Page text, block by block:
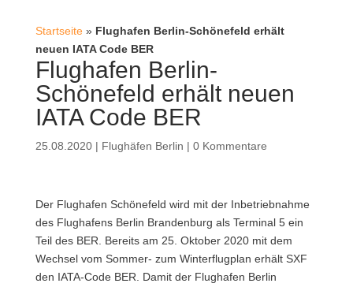
Startseite» Flughafen Berlin-Schönefeld erhält
neuen IATA Code BER
Flughafen Berlin-
Schönefeld erhält neuen
IATA Code BER
25.08.2020| Flughäfen Berlin | 0 Kommentare
Der Flughafen Schönefeld wird mit der Inbetriebnahme
des Flughafens Berlin Brandenburg als Terminal 5 ein
Teil des BER.
Bereits am 25. Oktober 2020 mit dem
Wechsel vom Sommer- zum Winterflugplan erhält SXF
den IATA-Code BER. Damit der Flughafen Berlin